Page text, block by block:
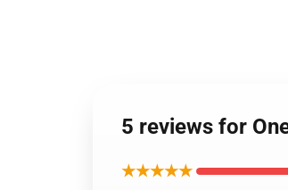
5 reviews for
★★★★★